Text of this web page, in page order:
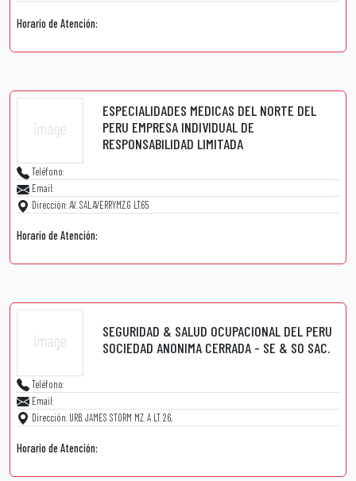
Horario de Atención:
ESPECIALIDADES MEDICAS DEL NORTE DEL
PERU EMPRESA INDIVIDUAL DE
RESPONSABILIDAD LIMITADA
Teléfono:
Email:
Dirección: AV. SALAVERRYMZ.G LT.65
Horario de Atención:
SEGURIDAD & SALUD OCUPACIONAL DEL PERU
SOCIEDAD ANONIMA CERRADA - SE & SO SAC.
Teléfono:
Email:
Dirección: URB. JAMES STORM MZ. A LT. 26,
Horario de Atención: